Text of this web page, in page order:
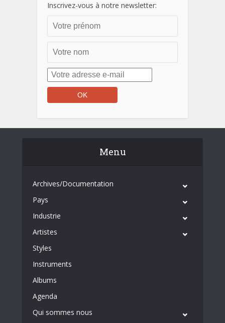
Inscrivez-vous à notre newsletter:
Menu
Archives/Documentation
Pays
Industrie
Artistes
Styles
Instruments
Albums
Agenda
Qui sommes nous